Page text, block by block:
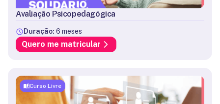
Avaliação Psicopedagógica
Duração: 6 meses
Quero me matricular
Curso Livre